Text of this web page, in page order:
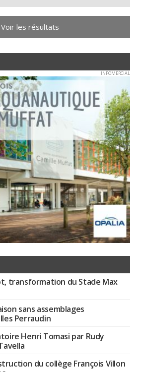
Voir les résultats
INFOMERCIAL
transformation du Stade Max
sans assemblages
Perraudin
Henri Tomasi par Rudy
du collège François Villon